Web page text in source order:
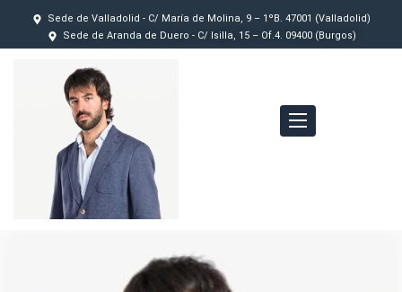
Sede de Valladolid - C/ María de Molina, 9 – 1ºB. 47001 (Valladolid)
Sede de Aranda de Duero - C/ Isilla, 15 – Of.4. 09400 (Burgos)